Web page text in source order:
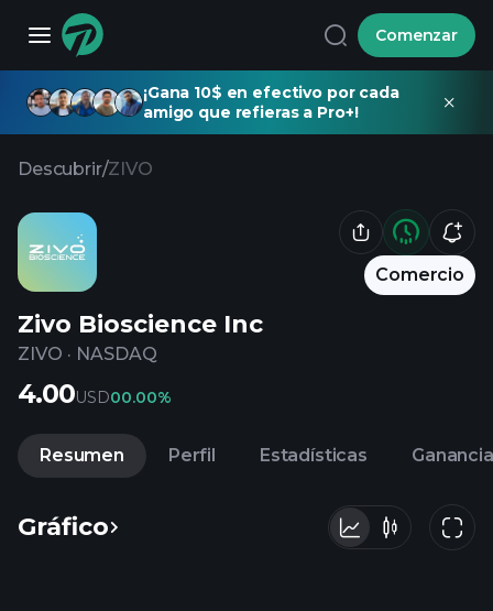
Comenzar
¡Gana 10$ en efectivo por cada
amigo que refieras a Pro+!
Descubrir/ZIVO
Comercio
Zivo Bioscience Inc
ZIVO · NASDAQ
4.00USD00.00%
Resumen Perfil Estadísticas
Gráfico